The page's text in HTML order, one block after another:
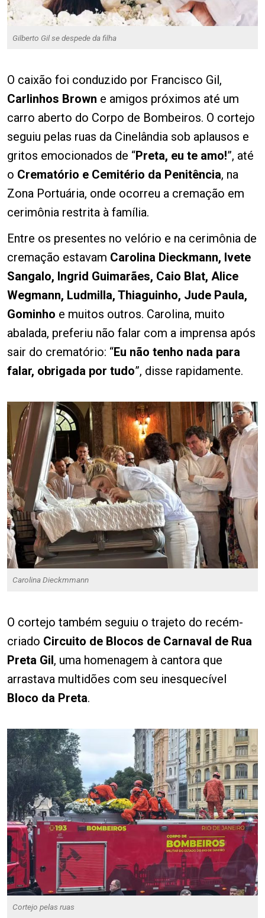
Gilberto Gil se despede da filha
O caixão foi conduzido por Francisco Gil,
Carlinhos Brown e amigos próximos até um
carro aberto do Corpo de Bombeiros. O cortejo
seguiu pelas ruas da Cinelândia sob aplausos e
gritos emocionados de “Preta, eu te amo!”, até
o Crematório e Cemitério da Penitência, na
Zona Portuária, onde ocorreu a cremação em
cerimônia restrita à família.
Entre os presentes no velório e na cerimônia de
cremação estavam Carolina Dieckmann, Ivete
Sangalo, Ingrid Guimarães, Caio Blat, Alice
Wegmann, Ludmilla, Thiaguinho, Jude Paula,
Gominho e muitos outros. Carolina, muito
abalada, preferiu não falar com a imprensa após
sair do crematório: “Eu não tenho nada para
falar, obrigada por tudo”, disse rapidamente.
Carolina Dieckmmann
O cortejo também seguiu o trajeto do recém-
criado Circuito de Blocos de Carnaval de Rua
Preta Gil, uma homenagem à cantora que
arrastava multidões com seu inesquecível
Bloco da Preta.
Cortejo pelas ruas